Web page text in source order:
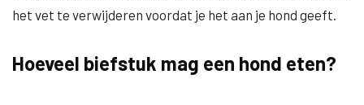
het vet te verwijderen voordat je het aan je hond geeft.
Hoeveel biefstuk mag een hond eten?